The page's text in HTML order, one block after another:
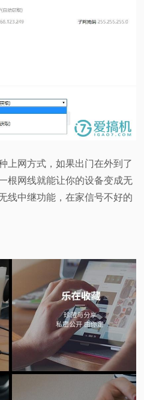
上网方式，如果出门在外到了
根网线就能让你的设备变成无
线中继功能，在家信号不好的